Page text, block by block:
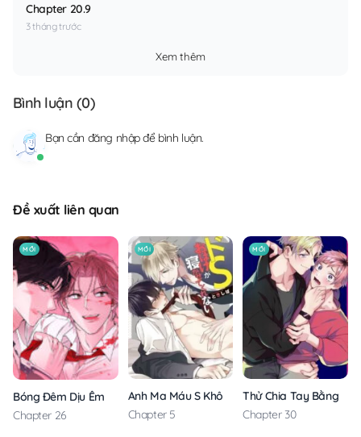
Chapter 20.9
3 tháng trước
Xem thêm
Bình luận (0)
Bạn cần đăng nhậpđể bình luận.
Đề xuất liên quan
MỚI
Bóng Đêm Dịu Êm
Chapter 26
MỚI
Anh Ma Máu S Không Cho Tôi Ngủ Yên
Chapter 5
MỚI
Thử Chia Tay Bằng
Chapter 30